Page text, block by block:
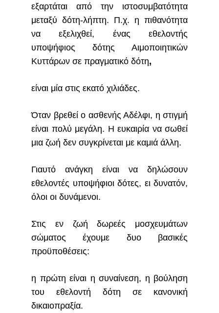
εξαρτάται από την ιστοσυμβατότητα
μεταξύ δότη-λήπτη. Π.χ. η πιθανότητα
να εξελιχθεί, ένας εθελοντής
υποψήφιος δότης Αιμοποιητικών
Κυττάρων σε πραγματικό δότη,
είναι μία στις εκατό χιλιάδες.
Όταν βρεθεί ο ασθενής Αδέλφι, η στιγμή
είναι πολύ μεγάλη. Η ευκαιρία να σωθεί
μια ζωή δεν συγκρίνεται με καμιά άλλη.
Γιαυτό ανάγκη είναι να δηλώσουν
εθελοντές υποψήφιοι δότες, ει δυνατόν,
όλοι οι δυνάμενοι.
Στις εν ζωή δωρεές μοσχευμάτων
σώματος έχουμε δυο βασικές
προϋπoθέσεις:
η πρώτη είναι η συναίνεση, η βούληση
του εθελοντή δότη σε κανονική
δικαιοπραξία.